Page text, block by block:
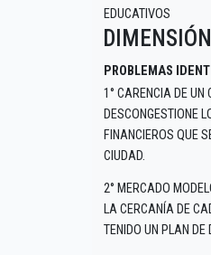
EDUCATIVOS
PROBLEMAS
1° CARENCIA DE UN
DESCONGESTIONE
FINANCIEROS QUE
CIUDAD.
2° MERCADO
LA CERCANÍA DE
TENIDO UN PLAN DE